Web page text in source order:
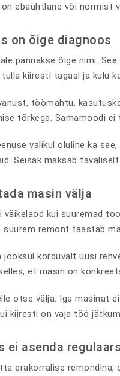
ebaühtlane või normist
on õige diagnoos
pannakse õige nimi.
kiiresti tagasi ja kulu
töömahtu,
tõrkega. Samamoodi
valikul oluline ka
Seisak maksab
masin välja
väikelaod kui suuremad
remont taastab
jooksul korduvalt uusi
et masin on
otse välja. Iga masinat
kiiresti on vaja töö
ei asenda
erakorralise